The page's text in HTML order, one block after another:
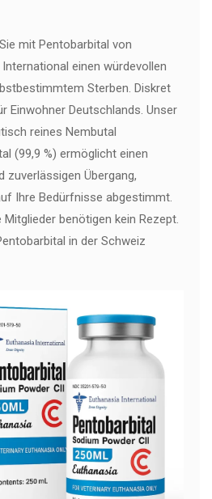
mit Pentobarbital von
einen würdevollen
Sterben. Diskret
Einwohner Deutschlands. Unser
reines Nembutal
(99,9 %) ermöglicht einen
zuverlässigen Übergang,
Ihre Bedürfnisse abgestimmt.
Mitglieder benötigen kein Rezept.
in der Schweiz